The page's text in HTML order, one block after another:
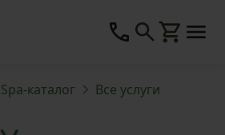
Spa-каталог Все услуги